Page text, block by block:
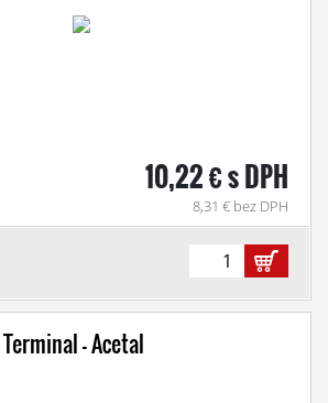
10,22 € s DPH
8,31 € bez DPH
- Acetal